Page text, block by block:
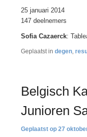
25 januari 2014
147 deelnemers
Sofia Cazaerck:
Geplaatst in degen,
Belgisch
Junioren
27